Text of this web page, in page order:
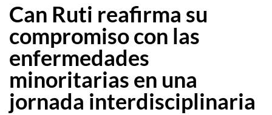
Can Ruti reafirma su
compromiso con las
enfermedades
minoritarias en una
jornada interdisciplinaria